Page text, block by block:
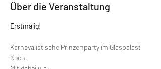
Über die Veranstaltung
Erstmalig!
Karnevalistische Prinzenparty im Glaspalast
Koch.